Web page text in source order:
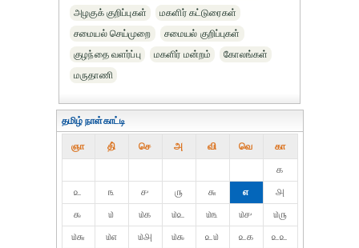
அழகுக் குறிப்புகள்
மகளிர் கட்டுரைகள்
சமையல் செய்முறை
சமையல் குறிப்புகள்
குழந்தை வளர்ப்பு
மகளிர் மன்றம்
கோலங்கள்
மருதாணி
தமிழ் நாள்காட்டி
ஞா தி் செ அ வி வெ கா
௧
௨
௩ ௪ ௫ ௬ ௭
௮
௯
௰ ௰௧ ௰௨ ௰௩ ௰௪
௰௫
௰௬
௰௭ ௰௮ ௰௯ ௨௰ ௨௧
௨௨